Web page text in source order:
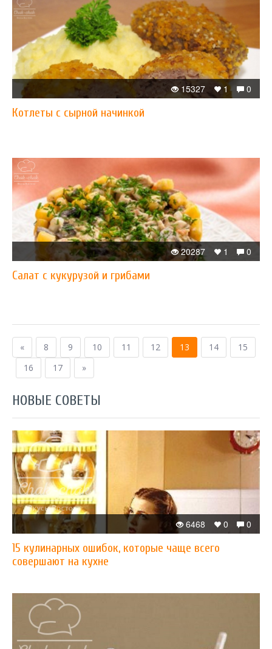
0
1
15327
Котлеты с сырной начинкой
0
1
20287
Салат с кукурузой и грибами
« 8 9 10 11 12 13 14
15
16
17 »
НОВЫЕ СОВЕТЫ
0
0
6468
15 кулинарных ошибок, которые чаще всего
совершают на кухне